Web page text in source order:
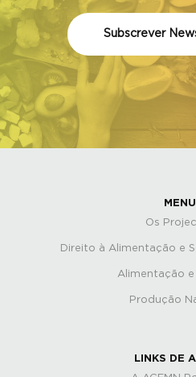
Subscrever
MENU
Os
Direito à Alimentação e
Alimentação
Produção
LINKS DE